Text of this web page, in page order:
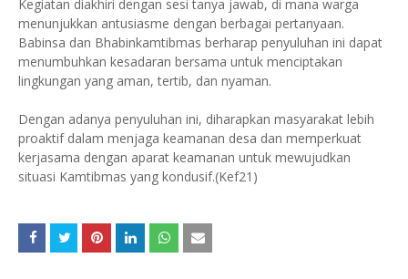
Kegiatan diakhiri dengan sesi tanya jawab, di mana warga
menunjukkan antusiasme dengan berbagai pertanyaan.
Babinsa dan Bhabinkamtibmas berharap penyuluhan ini dapat
menumbuhkan kesadaran bersama untuk menciptakan
lingkungan yang aman, tertib, dan nyaman.
Dengan adanya penyuluhan ini, diharapkan masyarakat lebih
proaktif dalam menjaga keamanan desa dan memperkuat
kerjasama dengan aparat keamanan untuk mewujudkan
situasi Kamtibmas yang kondusif.(Kef21)